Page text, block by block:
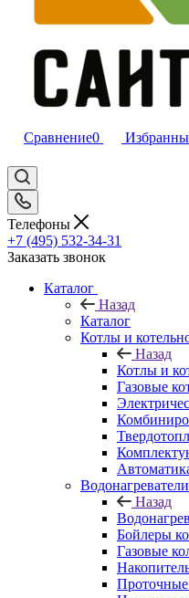
Сравнение0
Телефоны
+7 (495) 532‑34‑31
Заказать звонок
Каталог
Назад
Каталог
Котлы и
Назад
Котлы и
Газовые
Водонагреватели
Назад
Бойлеры
Газовые
Проточные